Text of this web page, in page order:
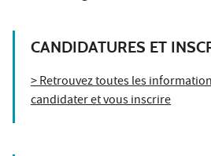
CANDIDATURES ET
> Retrouvez toutes les
candidater et vous inscrire